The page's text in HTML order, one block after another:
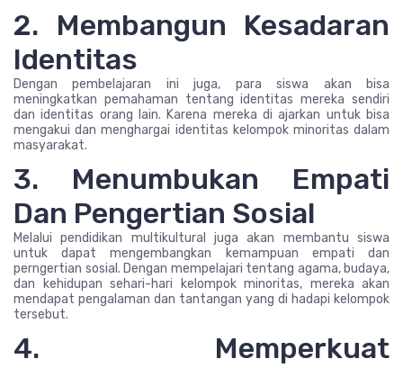
2. Membangun Kesadaran
Identitas
Dengan pembelajaran ini juga, para siswa akan bisa
meningkatkan pemahaman tentang identitas mereka sendiri
dan identitas orang lain. Karena mereka di ajarkan untuk bisa
mengakui dan menghargai identitas kelompok minoritas dalam
masyarakat.
3. Menumbukan Empati
Dan Pengertian Sosial
Melalui pendidikan multikultural juga akan membantu siswa
untuk dapat mengembangkan kemampuan empati dan
perngertian sosial. Dengan mempelajari tentang agama, budaya,
dan kehidupan sehari-hari kelompok minoritas, mereka akan
mendapat pengalaman dan tantangan yang di hadapi kelompok
tersebut.
4. Memperkuat